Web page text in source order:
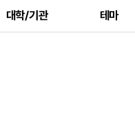
대학/기관 테마